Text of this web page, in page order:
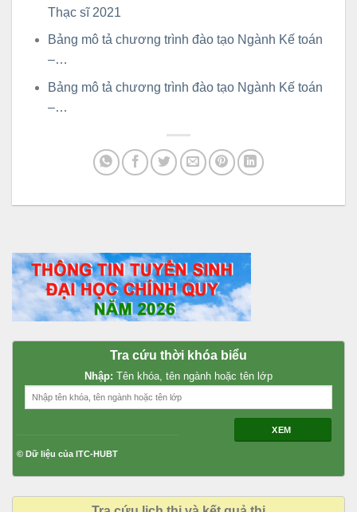
Thạc sĩ 2021
Bảng mô tả chương trình đào tạo Ngành Kế toán
–…
Bảng mô tả chương trình đào tạo Ngành Kế toán
–…
Tra cứu thời khóa biểu
Nhập: Tên khóa, tên ngành hoặc tên lớp
XEM
© Dữ liệu của ITC-HUBT